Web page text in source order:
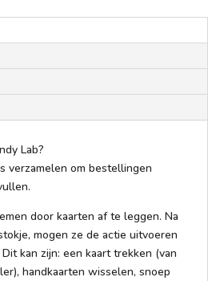
Lab?
verzamelen om bestellingen
door kaarten af te leggen. Na
mogen ze de actie uitvoeren
kan zijn: een kaart trekken (van
handkaarten wisselen, snoep